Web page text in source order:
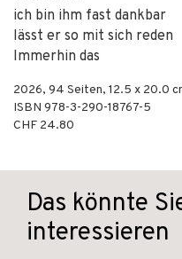
ich bin ihm fast dankbar
lässt er so mit sich reden
Immerhin das
2026, 94 Seiten, 12.5 x 20.0
ISBN 978-3-290-18767-5
CHF 24.80
Das könnte
interessieren